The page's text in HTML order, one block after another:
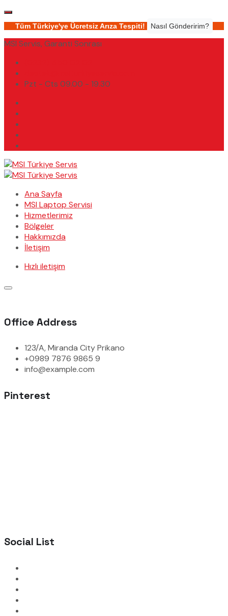
Tüm Türkiye'ye Ücretsiz Arıza Tespiti! Nasıl Gönderirim?
MSI Servis, Garanti Sonrası
Pzt - Cts 09.00 - 19.30
Ana Sayfa
MSI Laptop Servisi
Hizmetlerimiz
Bölgeler
Hakkımızda
İletişim
Hızlı iletişim
Office Address
123/A, Miranda City Prikano
+0989 7876 9865 9
info@example.com
Pinterest
Social List